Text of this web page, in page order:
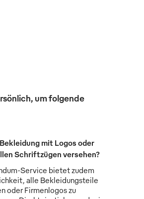
um folgende
mit Logos oder
Schriftzügen versehen?
Service bietet zudem
alle Bekleidungsteile
oder Firmenlogos zu